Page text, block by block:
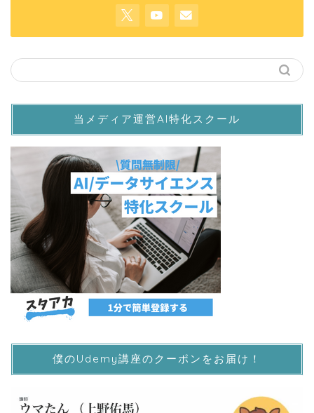
当メディア運営AI特化スクール
僕のUdemy講座のクーポンをお届け！